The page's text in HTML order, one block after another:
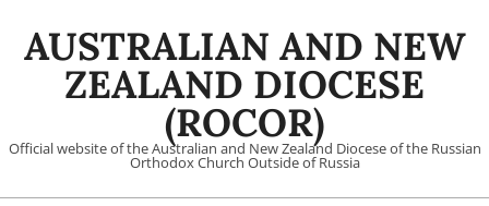
AUSTRALIAN AND NEW
ZEALAND DIOCESE
(ROCOR)
Official website of the Australian and New Zealand Diocese of the Russian
Orthodox Church Outside of Russia